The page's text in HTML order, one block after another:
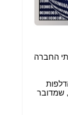
החברה
שמדובר